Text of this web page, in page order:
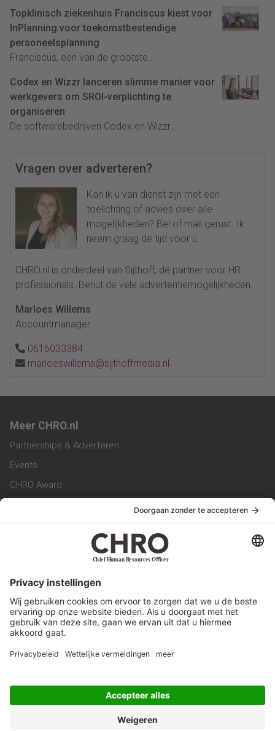
Topklinisch ziekenhuis Franciscus kiest voor
InPlanning voor toekomstbestendige
personeelsplanning
Franciscus, een van de grootste...
Codex en Wizzr lanceren slimme manier voor
werkgevers om SROI-verplichting te
organiseren
De softwarebedrijven Codex en Wizzr...
Vragen over adverteren?
Kan ik u van dienst zijn met een
toelichting of advies over alle
mogelijkheden? Bel of mail gerust. Ik
neem graag de tijd voor u.
CHRO.nl is onderdeel van Sijthoff, dé partner voor HR
professionals. Benut de vele advertentiemogelijkheden.
Marloes Willems
Accountmanager
0616033384
marloeswillems@sijthoffmedia.nl
Meer CHRO.nl
Partnerships & Adverteren
Events
CHRO Award
CHRO Magazine
Service & Contact
Werken bij ons
Privacy Statement
Algemene Voorwaarden